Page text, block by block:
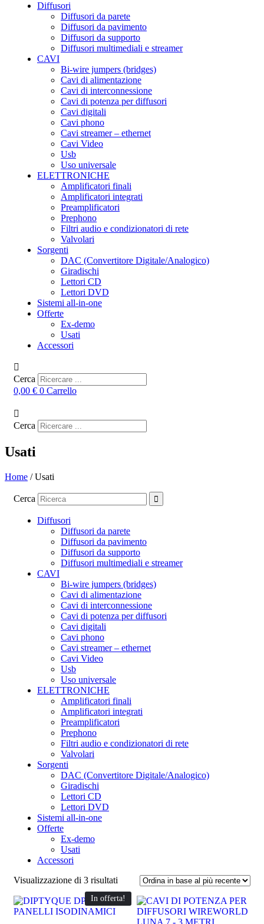
Diffusori
Diffusori da parete
Diffusori da pavimento
Diffusori da supporto
Diffusori multimediali e streamer
CAVI
Bi-wire jumpers (bridges)
Cavi di alimentazione
Cavi di interconnessione
Cavi di potenza per diffusori
Cavi digitali
Cavi phono
Cavi streamer – ethernet
Cavi Video
Usb
Uso universale
ELETTRONICHE
Amplificatori finali
Amplificatori integrati
Preamplificatori
Prephono
Filtri audio e condizionatori di rete
Valvolari
Sorgenti
DAC (Convertitore Digitale/Analogico)
Giradischi
Lettori CD
Lettori DVD
Sistemi all-in-one
Offerte
Ex-demo
Usati
Accessori
Cerca
0,00 € 0 Carrello
Cerca
Usati
Home / Usati
Cerca
Diffusori
Diffusori da parete
Diffusori da pavimento
Diffusori da supporto
Diffusori multimediali e streamer
CAVI
Bi-wire jumpers (bridges)
Cavi di alimentazione
Cavi di interconnessione
Cavi di potenza per diffusori
Cavi digitali
Cavi phono
Cavi streamer – ethernet
Cavi Video
Usb
Uso universale
ELETTRONICHE
Amplificatori finali
Amplificatori integrati
Preamplificatori
Prephono
Filtri audio e condizionatori di rete
Valvolari
Sorgenti
DAC (Convertitore Digitale/Analogico)
Giradischi
Lettori CD
Lettori DVD
Sistemi all-in-one
Offerte
Ex-demo
Usati
Accessori
Visualizzazione di 3 risultati Ordina
in
base
In offerta!